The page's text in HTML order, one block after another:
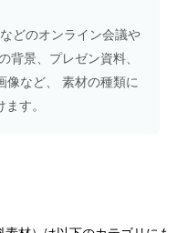
どのオンライン会議や
背景、プレゼン資料、
像など、 素材の種類に
す。